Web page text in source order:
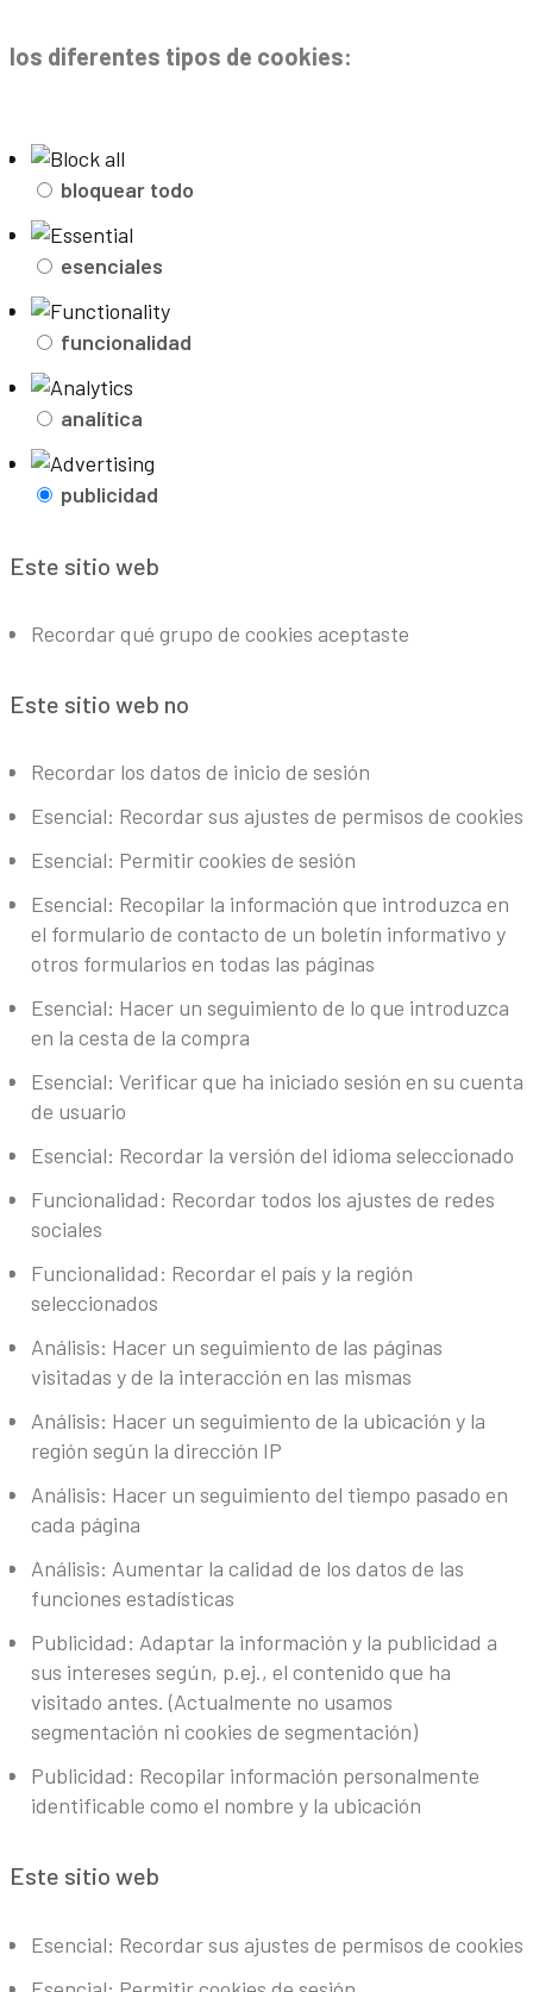
los diferentes tipos de cookies:
bloquear todo
esenciales
funcionalidad
analítica
publicidad
Este sitio web
Recordar qué grupo de cookies aceptaste
Este sitio web no
Recordar los datos de inicio de sesión
Esencial: Recordar sus ajustes de permisos de cookies
Esencial: Permitir cookies de sesión
Esencial: Recopilar la información que introduzca en
el formulario de contacto de un boletín informativo y
otros formularios en todas las páginas
Esencial: Hacer un seguimiento de lo que introduzca
en la cesta de la compra
Esencial: Verificar que ha iniciado sesión en su cuenta
de usuario
Esencial: Recordar la versión del idioma seleccionado
Funcionalidad: Recordar todos los ajustes de redes
sociales
Funcionalidad: Recordar el país y la región
seleccionados
Análisis: Hacer un seguimiento de las páginas
visitadas y de la interacción en las mismas
Análisis: Hacer un seguimiento de la ubicación y la
región según la dirección IP
Análisis: Hacer un seguimiento del tiempo pasado en
cada página
Análisis: Aumentar la calidad de los datos de las
funciones estadísticas
Publicidad: Adaptar la información y la publicidad a
sus intereses según, p.ej., el contenido que ha
visitado antes. (Actualmente no usamos
segmentación ni cookies de segmentación)
Publicidad: Recopilar información personalmente
identificable como el nombre y la ubicación
Este sitio web
Esencial: Recordar sus ajustes de permisos de cookies